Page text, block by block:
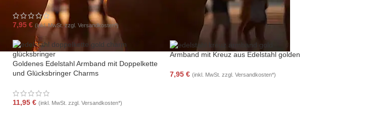
7,95 € (inkl. MwSt. zzgl. Versandkosten*)
Goldenes Edelstahl Armband mit Doppelkette
und Glücksbringer Charms
11,95 € (inkl. MwSt. zzgl. Versandkosten*)
Armband mit Kreuz aus Edelstahl golden
7,95 € (inkl. MwSt. zzgl. Versandkosten*)